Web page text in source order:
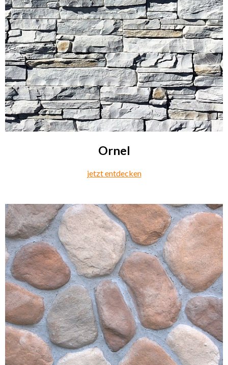
Ornel
jetzt entdecken